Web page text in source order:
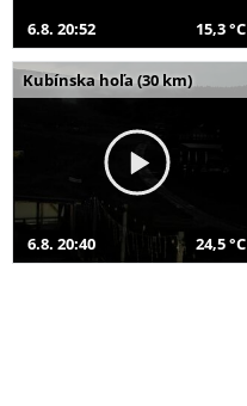
6.8. 20:52 15,3 °C
Kubínska hoľa (30 km)
6.8. 20:40 24,5 °C